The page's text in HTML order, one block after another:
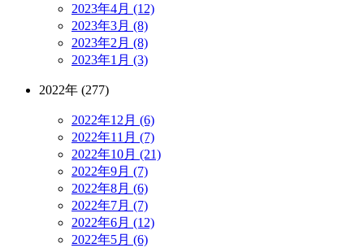
2023年4月 (12)
2023年3月 (8)
2023年2月 (8)
2023年1月 (3)
2022年 (277)
2022年12月 (6)
2022年11月 (7)
2022年10月 (21)
2022年9月 (7)
2022年8月 (6)
2022年7月 (7)
2022年6月 (12)
2022年5月 (6)